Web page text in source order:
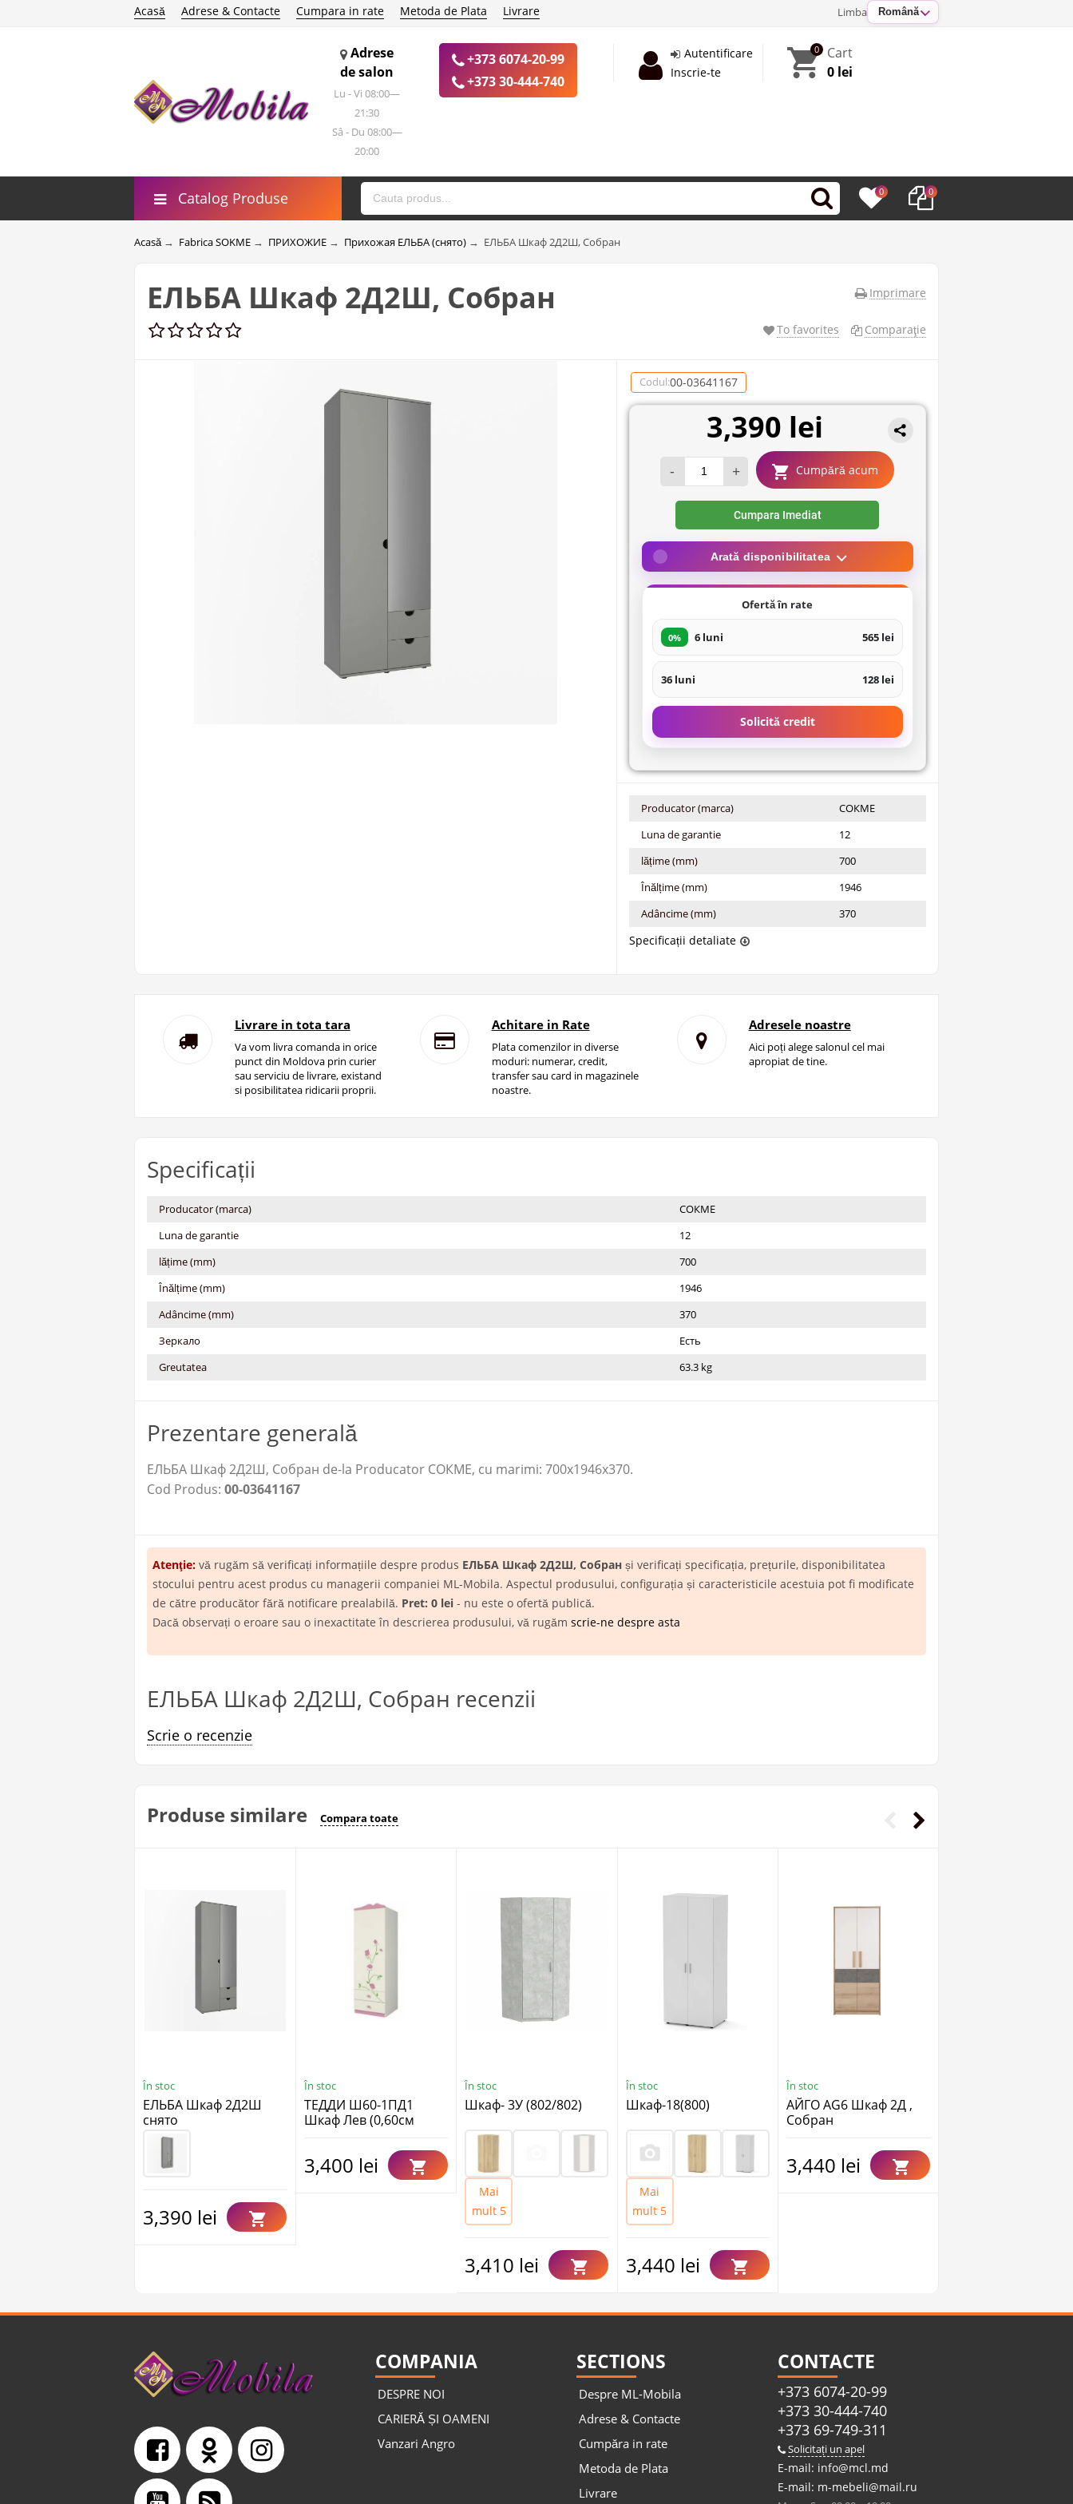
Limba Română
Acasă Adrese & Contacte Cumpara in rate Metoda de Plata Livrare
Adrese
de salon
Lu - Vi 08:00—
21:30
Sâ - Du 08:00—
20:00
+373 6074-20-99
+373 30-444-740
Autentificare
Inscrie-te
0
Cart
0 lei
Catalog Produse 0 0
Acasă → Fabrica SOKME → ПРИХОЖИЕ → Прихожая ЕЛЬБА (снято) → ЕЛЬБА Шкаф 2Д2Ш, Собран
Imprimare
ЕЛЬБА Шкаф 2Д2Ш, Собран
To favorites Comparaţie
Codul:00-03641167
3,390 lei
- + Cumpără acum
Cumpara Imediat
Arată disponibilitatea
Ofertă în rate
0% 6 luni 565 lei
36 luni 128 lei
Solicită credit
Producator (marca)
СОКМЕ
Luna de garantie
12
lățime (mm)
700
Înălțime (mm)
1946
Adâncime (mm)
370
Specificații detaliate
Livrare in tota tara
Va vom livra comanda in orice
punct din Moldova prin curier
sau serviciu de livrare, existand
si posibilitatea ridicarii proprii.
Achitare in Rate
Plata comenzilor in diverse
moduri: numerar, credit,
transfer sau card in magazinele
noastre.
Adresele noastre
Aici poți alege salonul cel mai
apropiat de tine.
Specificații
Producator (marca)
СОКМЕ
Luna de garantie
12
lățime (mm)
700
Înălțime (mm)
1946
Adâncime (mm)
370
Зеркало
Есть
Greutatea
63.3 kg
Prezentare generală
ЕЛЬБА Шкаф 2Д2Ш, Собран de-la Producator СОКМЕ​, cu marimi: 700x1946x370.
Cod Produs: 00-03641167
Atenţie: vă rugăm să verificați informațiile despre produs ЕЛЬБА Шкаф 2Д2Ш, Собран și verificați specificația, prețurile, disponibilitatea
stocului pentru acest produs cu managerii companiei ML-Mobila. Aspectul produsului, configurația și caracteristicile acestuia pot fi modificate
de către producător fără notificare prealabilă. Pret: 0 lei - nu este o ofertă publică.
Dacă observați o eroare sau o inexactitate în descrierea produsului, vă rugăm scrie-ne despre asta
ЕЛЬБА Шкаф 2Д2Ш, Собран recenzii
Scrie o recenzie
Produse similare Compara toate
În stoc
ЕЛЬБА Шкаф 2Д2Ш
снято
3,390 lei
În stoc
ТЕДДИ Ш60-1ПД1
Шкаф Лев (0,60см
3,400 lei
În stoc
Шкаф- 3У (802/802)
Mai
mult 5
3,410 lei
În stoc
Шкаф-18(800)
Mai
mult 5
3,440 lei
În stoc
АЙГО AG6 Шкаф 2Д ,
Собран
3,440 lei
COMPANIA
DESPRE NOI
CARIERĂ ȘI OAMENI
Vanzari Angro
SECTIONS
Despre ML-Mobila
Adrese & Contacte
Cumpăra in rate
Metoda de Plata
Livrare
CONTACTE
+373 6074-20-99
+373 30-444-740
+373 69-749-311
Solicitați un apel
E-mail: info@mcl.md
E-mail: m-mebeli@mail.ru